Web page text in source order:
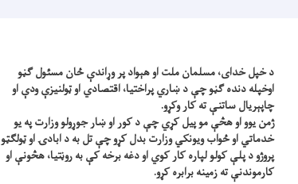
د خپل خدای، مسلمان ملت او هېواد پر وړاندې ځان مسئول ګڼو
اوخپله دنده ګڼو چې د ښاري پراختیا، اقتصادي او ټولنیزې ودې او
چاپېریال ساتنې ته کار وکړو.
ژمن یوو او هڅې مو پیل کړي چې د کور او ښار جوړولو وزارت په یو
خدماتي او ځواب ویونکي وزارت بدل کړو چې تل به د ابادۍ او ټولګټو
پروژو د پلې کولو لپاره کار کوي او دغه برخه کې به روڼتیا، هڅونې او
کارموندنې ته زمینه برابره کړو.